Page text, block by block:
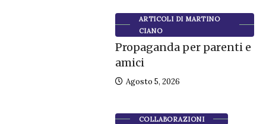
ARTICOLI DI MARTINO
CIANO
Propaganda per parenti e
amici
Agosto 5, 2026
COLLABORAZIONI